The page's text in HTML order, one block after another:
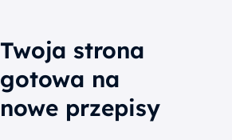
Twoja strona
gotowa na
nowe przepisy